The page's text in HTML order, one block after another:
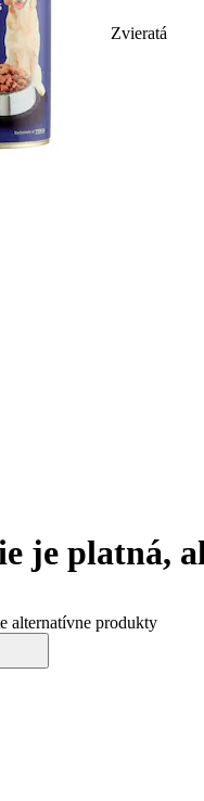
Zvieratá
je platná,
alternatívne produkty